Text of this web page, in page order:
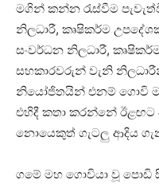
මගින් කන්න රැස්වීම
නිලධාරී, කෘෂිකර්ම
සංවර්ධන නිලධාරී,
සහකාරවරුන් වැනි
නියෝජිතයින් එනම් ගොවි
එහිදී කතා කරන්නේ ඊළඟට
නොයෙකුත් ගැටලු ආදිය
ගමේ මහ ගොවියා වූ